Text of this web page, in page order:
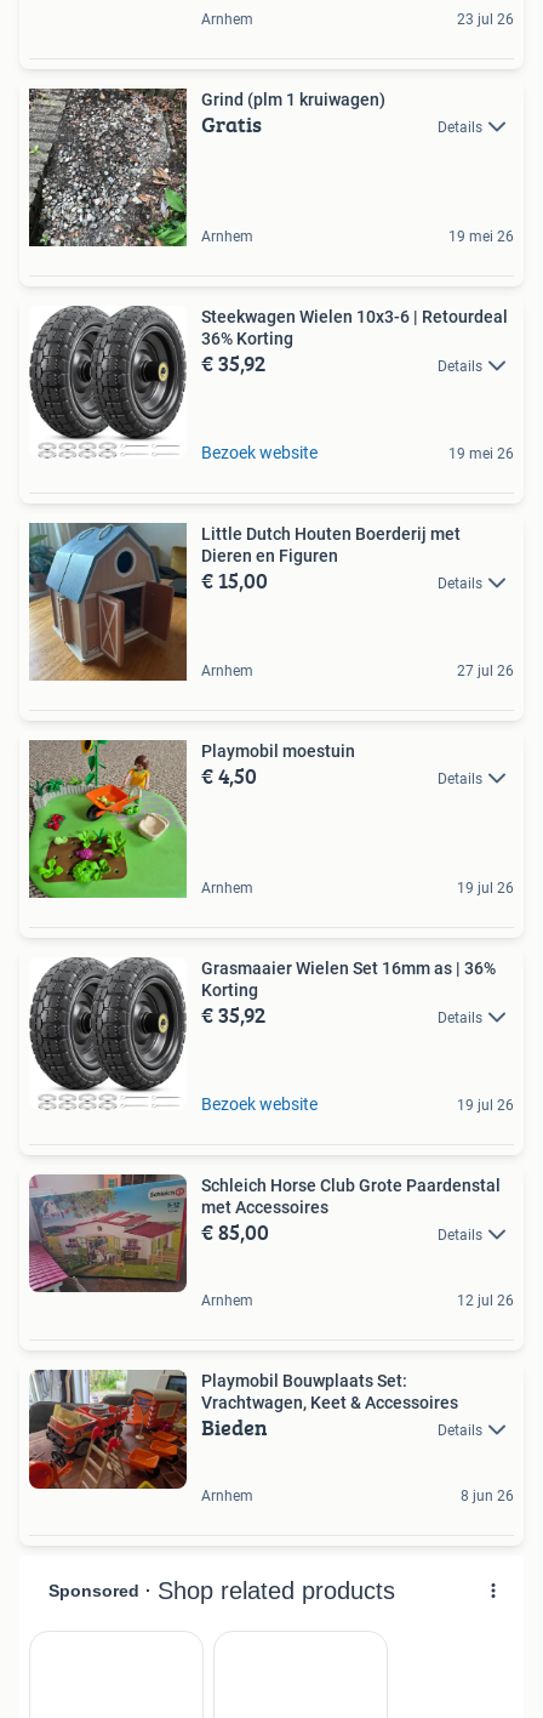
Arnhem 23 jul 26
Grind (plm 1 kruiwagen)
Gratis Details
Arnhem 19 mei 26
Steekwagen Wielen 10x3-6 | Retourdeal
36% Korting
€ 35,92 Details
Bezoek website 19 mei 26
Little Dutch Houten Boerderij met
Dieren en Figuren
€ 15,00 Details
Arnhem 27 jul 26
Playmobil moestuin
€ 4,50 Details
Arnhem 19 jul 26
Grasmaaier Wielen Set 16mm as | 36%
Korting
€ 35,92 Details
Bezoek website 19 jul 26
Schleich Horse Club Grote Paardenstal
met Accessoires
€ 85,00 Details
Arnhem 12 jul 26
Playmobil Bouwplaats Set:
Vrachtwagen, Keet & Accessoires
Bieden Details
Arnhem 8 jun 26